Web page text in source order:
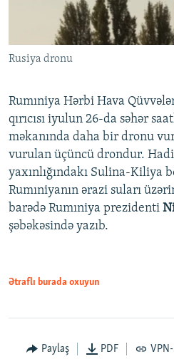
Rusiya dronu
Rumıniya Hərbi Hava
qırıcısı iyulun 26-da səhər
məkanında daha bir dronu
vurulan üçüncü drondur.
yaxınlığındakı Sulina-Kiliya
Rumıniyanın ərazi suları
barədə Rumıniya prezidenti
şəbəkəsində yazıb.
Ətraflı burada oxuyun
Paylaş PDF